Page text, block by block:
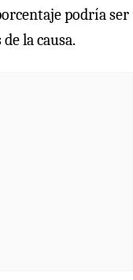
podría ser
la causa.